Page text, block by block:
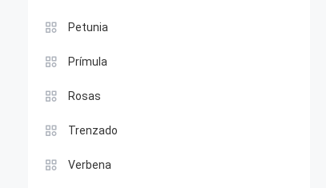
Petunia
Prímula
Rosas
Trenzado
Verbena